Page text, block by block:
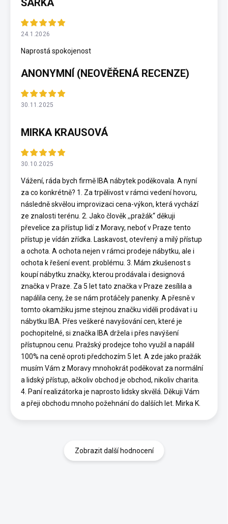
ŠÁRKA
24.1.2026
Naprostá spokojenost
ANONYMNÍ (NEOVĚŘENÁ RECENZE)
30.11.2025
MIRKA KRAUSOVÁ
30.10.2025
Vážení, ráda bych firmě IBA nábytek poděkovala. A nyní
za co konkrétně? 1. Za trpělivost v rámci vedení hovoru,
následně skvělou improvizaci cena-výkon, která vychází
ze znalosti terénu. 2. Jako člověk ,,pražák“ děkuji
převelice za přístup lidí z Moravy, neboť v Praze tento
přístup je vídán zřídka. Laskavost, otevřený a milý přístup
a ochota. A ochota nejen v rámci prodeje nábytku, ale i
ochota k řešení event. problému. 3. Mám zkušenost s
koupí nábytku značky, kterou prodávala i designová
značka v Praze. Za 5 let tato značka v Praze zesílila a
napálila ceny, že se nám protáčely panenky. A přesně v
tomto okamžiku jsme stejnou značku viděli prodávat i u
nábytku IBA. Přes veškeré navyšování cen, které je
pochopitelné, si značka IBA držela i přes navýšení
přístupnou cenu. Pražský prodejce toho využil a napálil
100% na ceně oproti předchozím 5 let. A zde jako pražák
musím Vám z Moravy mnohokrát poděkovat za normální
a lidský přístup, ačkoliv obchod je obchod, nikoliv charita.
4. Paní realizátorka je naprosto lidsky skvělá. Děkuji Vám
a přeji obchodu mnoho požehnání do dalších let. Mirka K.
Zobrazit další hodnocení